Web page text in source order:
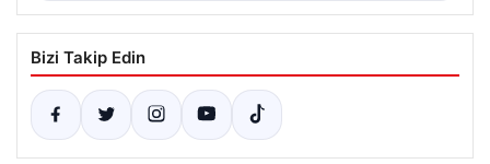
Bizi Takip Edin